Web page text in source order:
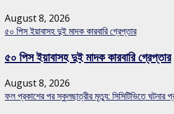
August 8, 2026
৫০ পিস ইয়াবাসহ দুই মাদক কারবারি গ্রেপ্তার
৫০ পিস ইয়াবাসহ দুই মাদক কারবারি গ্রেপ্তার
August 8, 2026
ফল প্রকাশের পর স্কুলছাত্রীর মৃত্যু: সিসিটিভিতে